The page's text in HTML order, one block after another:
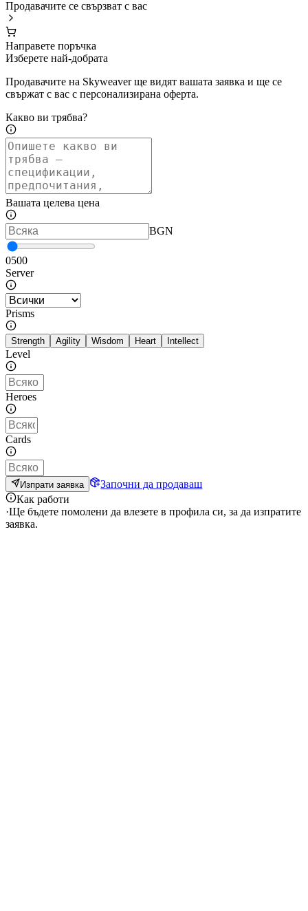
Продавачите се свързват с вас
Направете поръчка
Изберете най-добрата
Продавачите на Skyweaver ще видят вашата заявка и ще се
свържат с вас с персонализирана оферта.
Какво ви трябва?
Вашата целева цена
BGN
0500
Server
Prisms
Strength Agility Wisdom Heart Intellect
Level
Heroes
Cards
Изпрати заявка
Започни да продаваш
Как работи
·Ще бъдете помолени да влезете в профила си, за да изпратите
заявка.